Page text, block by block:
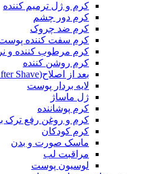
کرم و ژل ترمیم کننده
کرم دور چشم
کرم ضد چروک
کرم سفت کننده
کرم مرطوب کننده و
کرم روشن کننده
بعد از اصلاح(After Shave)
لایه بردار پوست
ژل ماساژ
کرم پوشاننده
کرم و روغن رفع ترک
کرم کودکان
ماسک صورت و بدن
مراقبت لب
لوسیون پوست